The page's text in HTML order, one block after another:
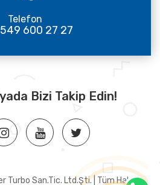
Telefon
600 27 27
Bizi Takip Edin!
San.Tic. Ltd.Şti. | Tüm Hakları